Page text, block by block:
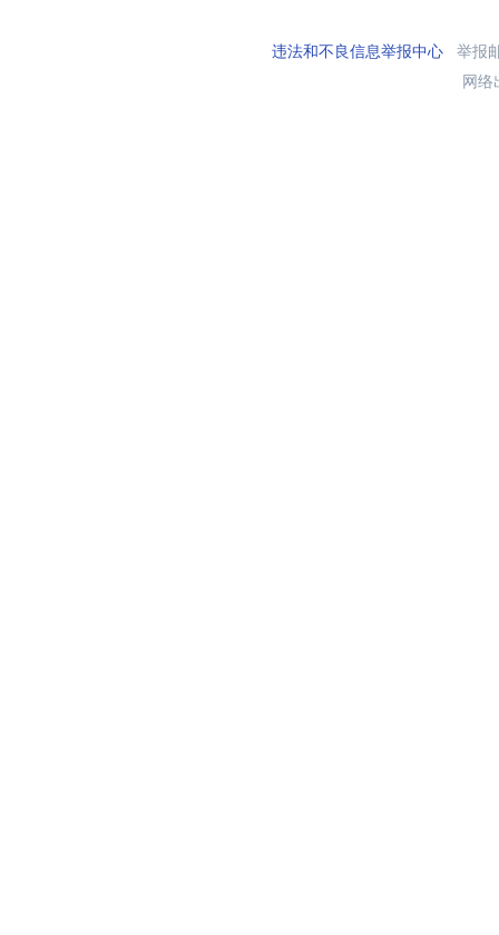
违法和不良信息举报中心举报
网